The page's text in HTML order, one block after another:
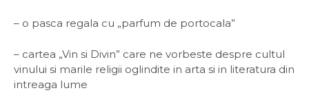
– o pasca regala cu „parfum de portocala”
– cartea „Vin si Divin” care ne vorbeste despre cultul
vinului si marile religii oglindite in arta si in literatura din
intreaga lume